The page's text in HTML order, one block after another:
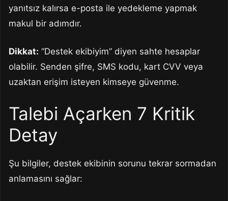
yanıtsız kalırsa e-posta ile yedekleme yapmak
makul bir adımdır.
Dikkat: “Destek ekibiyim” diyen sahte hesaplar
olabilir. Senden şifre, SMS kodu, kart CVV veya
uzaktan erişim isteyen kimseye güvenme.
Talebi Açarken 7 Kritik
Detay
Şu bilgiler, destek ekibinin sorunu tekrar sormadan
anlamasını sağlar: